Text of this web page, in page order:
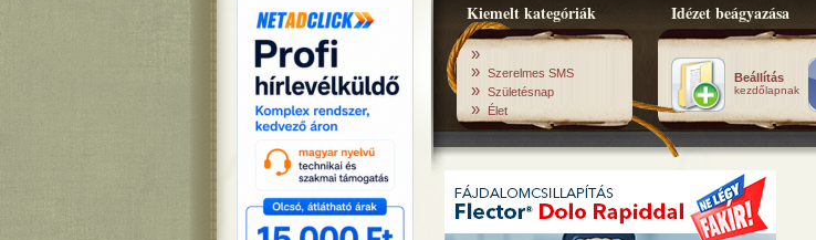
Kiemelt kategóriák
»
» Szerelmes SMS
» Születésnap
» Élet
Idézet beágyazása
Beállítás
kezdőlapnak